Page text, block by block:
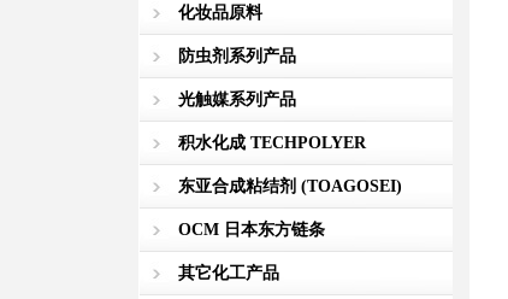
化妆品原料
防虫剂系列产品
光触媒系列产品
积水化成 TECHPOLYER
东亚合成粘结剂 (TOAGOSEI)
OCM 日本东方链条
其它化工产品